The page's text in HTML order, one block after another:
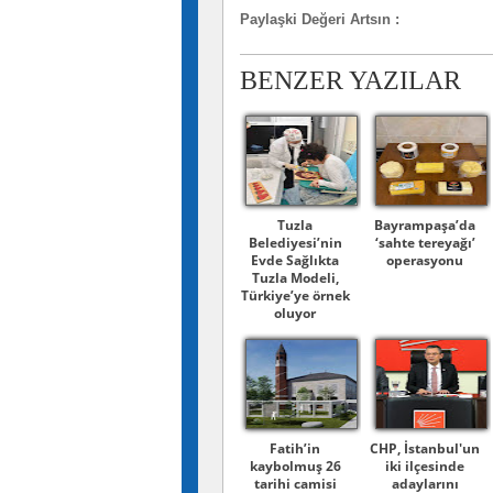
Paylaşki Değeri Artsın :
BENZER YAZILAR
Tuzla
Belediyesi’nin
Evde Sağlıkta
Tuzla Modeli,
Türkiye’ye örnek
oluyor
Bayrampaşa’da
‘sahte tereyağı’
operasyonu
Fatih’in
kaybolmuş 26
tarihi camisi
CHP, İstanbul'un
iki ilçesinde
adaylarını